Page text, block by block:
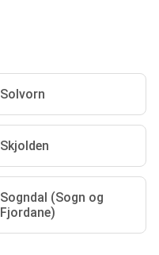
Solvorn
Skjolden
Sogndal (Sogn og
Fjordane)